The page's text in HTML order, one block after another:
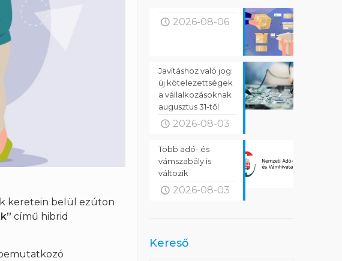
keretein belül ezúton
című hibrid
2026-08-06
Javításhoz való jog:
új kötelezettségek
a vállalkozásoknak
augusztus 31-től
2026-08-03
Több adó- és
vámszabály is
változik
2026-08-03
Kereső